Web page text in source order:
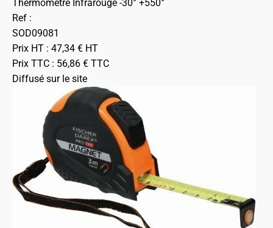
Thermometre Infrarouge -30° +550°
Ref :
SOD09081
Prix HT : 47,34 € HT
Prix TTC : 56,86 € TTC
Diffusé sur le site